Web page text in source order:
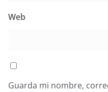
Web
Guarda mi nombre,